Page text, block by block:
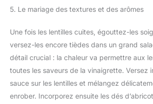
5. Le mariage des textures et des arômes
Une fois les lentilles cuites, égouttez-les
versez-les encore tièdes dans un grand
détail crucial : la chaleur va permettre aux
toutes les saveurs de la vinaigrette. Versez
sauce sur les lentilles et mélangez
enrober. Incorporez ensuite les dés